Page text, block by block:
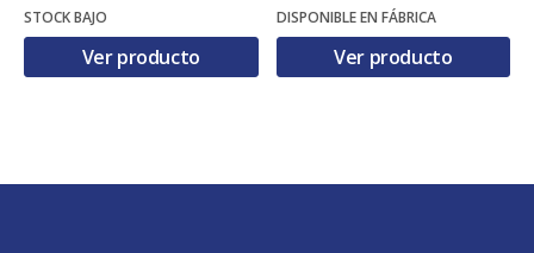
STOCK BAJO
Ver producto
DISPONIBLE EN FÁBRICA
Ver producto